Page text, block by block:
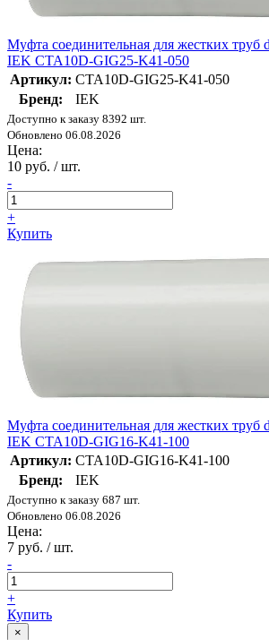
Муфта соединительная для жестких
IEK CTA10D-GIG25-K41-050
Артикул: CTA10D-GIG25-K41-050
Бренд:
IEK
Доступно к заказу 8392 шт.
Обновлено 06.08.2026
Цена:
10 руб. / шт.
-
+
Купить
Муфта соединительная для жестких
IEK CTA10D-GIG16-K41-100
Артикул: CTA10D-GIG16-K41-100
Бренд:
IEK
Доступно к заказу 687 шт.
Обновлено 06.08.2026
Цена:
7 руб. / шт.
-
+
Купить
×